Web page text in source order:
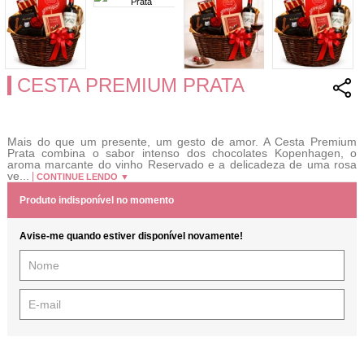
CESTA PREMIUM PRATA
Mais do que um presente, um gesto de amor. A Cesta Premium
Prata combina o sabor intenso dos chocolates Kopenhagen, o
aroma marcante do vinho Reservado e a delicadeza de uma rosa
ve...
CONTINUE LENDO ▼
Produto indisponível no momento
Avise-me quando estiver disponível novamente!